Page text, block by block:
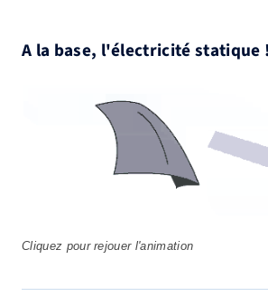
A la base, l'électricité statique !
Cliquez pour rejouer l'animation